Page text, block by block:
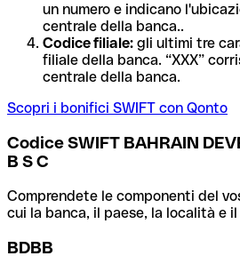
un numero e indicano
centrale della banca..
Codice filiale: gli ultimi tre
filiale della banca. “XXX”
centrale della banca.
Scopri i bonifici SWIFT con Qonto
Codice SWIFT BAHRAIN
B S C
Comprendete le componenti del
cui la banca, il paese, la località e
BDBB